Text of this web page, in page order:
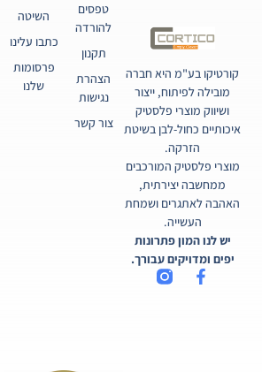
קורטיקו בע"מ היא חברה
מובילה לפיתוח, ייצור
ושיווק מוצרי פלסטיק
איכותיים כחול-לבן בשיטת
הזרקה.
מוצרי פלסטיק המורכבים
ממחשבה יצירתית,
האהבה לאתגרים ושמחת
העשייה.
יש לנו המון פתרונות
יפים ומדויקים עבורך.
השיטה
כתבו עלינו
פרסומות
שלנו
טפסים
להורדה
תקנון
הצהרת
נגישות
צור קשר